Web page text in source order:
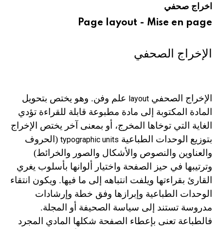
هيئة الموسوعة العربية تطلق موسوعات جديدة في عام 2026اخراج صحفي
Page layout - Mise en page
الإخراج الصحفي
الإخراج الصحفي layout علم وفن. وهو يختص بتحويل
المادة المكتوبة إلى مادة مطبوعة قابلة للقراءة تؤدي
الغاية التي توخاها المخرج، أو بمعنى آخر يختص الإخراج
بتوزيع الوحدات الطباعية typographic units (الحروف
والعناوين والنصوص والأشكال والصور والخرائط)
وترتيبها في حيز الصفحة واختيار ألوانها بأسلوب يغري
القارئ بقراءتها ويلفت انتباهه إلى ما فيها. ويكون انتقاء
الوحدات الطباعية وإبرازها وفق خطة وإرشادات
مدروسة تستند إلى سياسة الصحيفة أو المجلة.
فالطباعة تعنى بإعطاء الصفحة شكلها المادي المجرد